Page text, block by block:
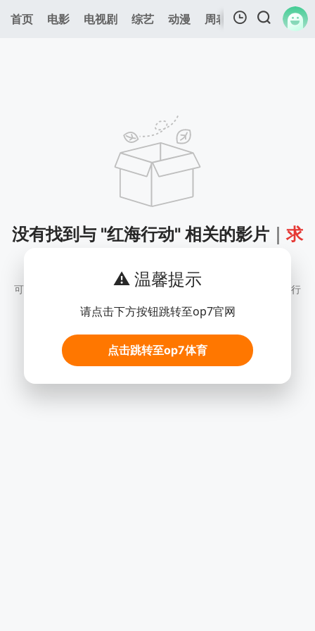
首页 电影 电视剧 综艺 动漫 周表 专题 更新
暂无观看影片的记录
没有找到与 "红海行动" 相关的影片 ｜求
可尝试缩短关键词试试，如 庆余年第一季粤语 可换成 庆余年 进行
搜索
⚠️ 温馨提示
请点击下方按钮跳转至op7官网
点击跳转至op7体育